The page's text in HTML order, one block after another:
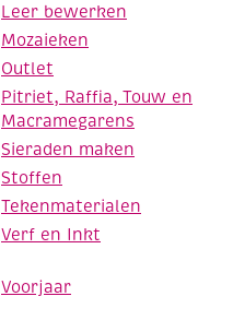
Leer bewerken
Mozaieken
Outlet
Pitriet, Raffia, Touw en
Macramegarens
Sieraden maken
Stoffen
Tekenmaterialen
Verf en Inkt
Voorjaar